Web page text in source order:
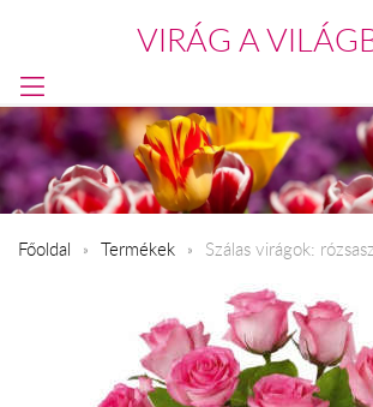
VIRÁG A
Főoldal Termékek Szálas virágok: